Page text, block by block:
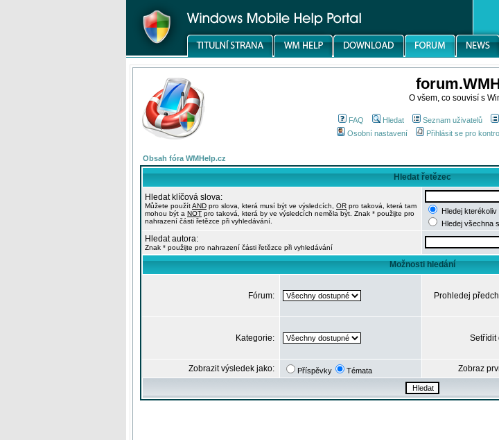
O všem, co souvisí s
FAQ Hledat Seznam uživatelů
Osobní nastavení
Přihlásit se pro
Obsah fóra WMHelp.cz
Hledat řetězec
Hledat klíčová slova:
Můžete použítAND pro slova, která musí být ve výsledcích, OR pro taková, která tam
mohou být a NOT pro taková, která by ve výsledcích neměla být. Znak * použijte pro
nahrazení části řetězce při vyhledávání.
Hledej
Hledej všechna
Hledat autora:
Znak * použijte pro nahrazení části řetězce při vyhledávání
Možnosti hledání
Fórum: Prohledej
Kategorie: Setřídit
Zobrazit výsledek jako: Příspěvky Témata Zobraz